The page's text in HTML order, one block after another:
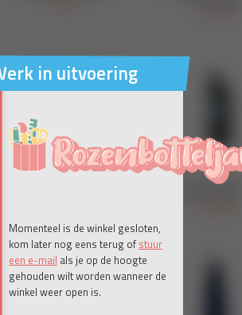
in uitvoering
Momenteel is de winkel gesloten,
kom later nog eens terug of stuur
een e-mail als je op de hoogte
gehouden wilt worden wanneer de
winkel weer open is.